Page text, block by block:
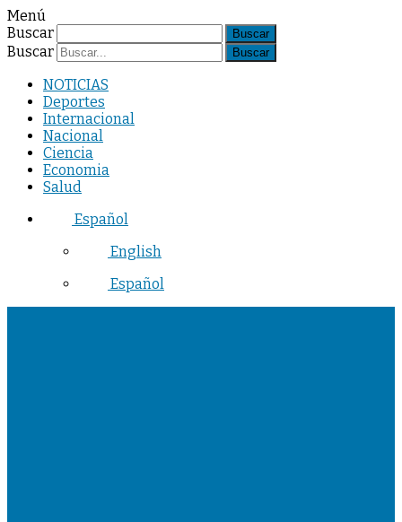
Menú
Buscar
Buscar
NOTICIAS
Deportes
Internacional
Nacional
Ciencia
Economia
Salud
Español
English
Español